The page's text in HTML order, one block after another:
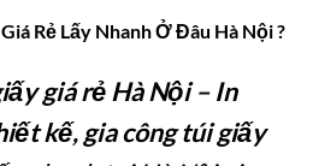
Rẻ Lấy Nhanh Ở Đâu Hà Nội ?
giá rẻ Hà Nội – In
kế, gia công túi giấy